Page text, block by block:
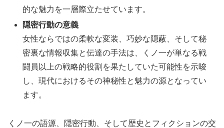
的な魅力を一層際立たせています。
隠密行動の意義
女性ならではの柔軟な変装、巧妙な隠蔽、そして秘
密裏な情報収集と伝達の手法は、くノ一が単なる戦
闘員以上の戦略的役割を果たしていた可能性を示唆
し、現代におけるその神秘性と魅力の源となってい
ます。
くノ一の語源、隠密行動、そして歴史とフィクションの交